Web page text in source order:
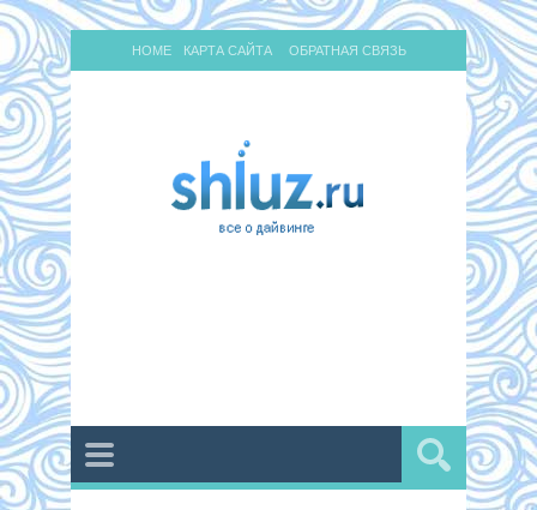
HOME КАРТА САЙТА ОБРАТНАЯ СВЯЗЬ